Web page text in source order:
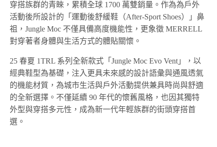
穿搭族群的青睞，累積全球 1700 萬雙銷量。作為為戶外
活動後所設計的「運動後舒緩鞋（After-Sport Shoes）」鼻
祖，Jungle Moc 不僅具備高度機能性，更象徵 MERRELL
對穿著者身體與生活方式的體貼關懷。
25 春夏 1TRL 系列全新款式「Jungle Moc Evo Vent」，以
經典鞋型為基礎，注入更具未來感的設計語彙與通風透氣
的機能材質，為城市生活與戶外活動提供兼具時尚與舒適
的全新選擇。不僅延續 90 年代的懷舊風格，也因其獨特
外型與穿搭多元性，成為新一代年輕族群的街頭穿搭首
選。